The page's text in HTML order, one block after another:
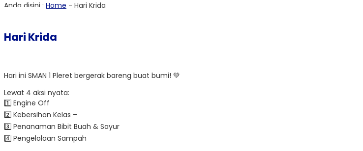
Anda disini : Home - Hari Krida
Hari Krida
Hari ini SMAN 1 Pleret bergerak bareng buat bumi! 💚
Lewat 4 aksi nyata:
1️⃣ Engine Off
2️⃣ Kebersihan Kelas –
3️⃣ Penanaman Bibit Buah & Sayur
4️⃣ Pengelolaan Sampah